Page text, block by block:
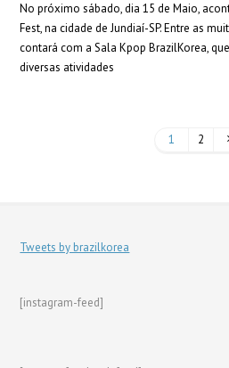
No próximo sábado, dia 15 de Maio,
Fest, na cidade de Jundiaí-SP. Entre as
contará com a Sala Kpop BrazilKorea,
diversas atividades
1 2
Tweets by brazilkorea
[instagram-feed]